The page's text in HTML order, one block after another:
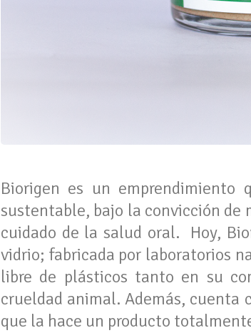
Biorigen es un emprendimiento
sustentable, bajo la convicción
cuidado de la salud oral. Hoy,
vidrio; fabricada por laboratorios
libre de plásticos tanto en su
crueldad animal. Además,
que la hace un producto